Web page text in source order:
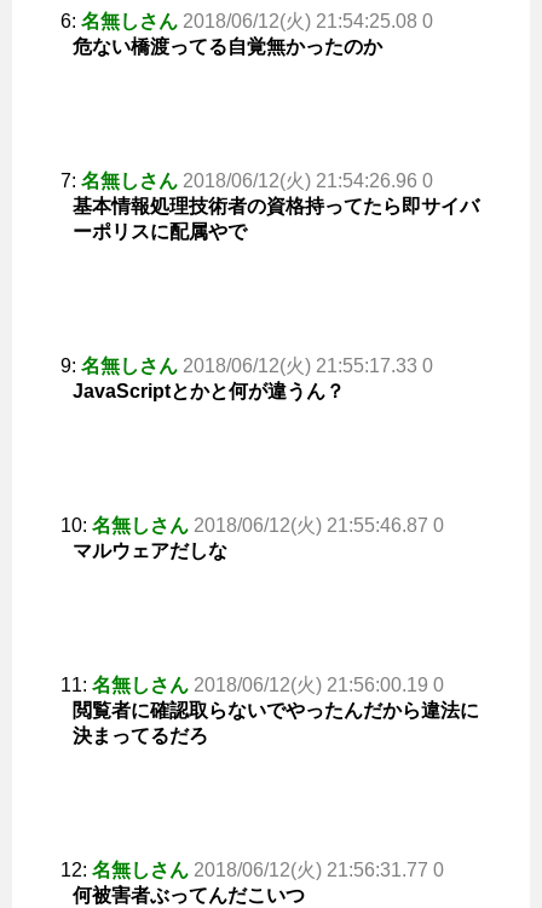
6: 名無しさん 2018/06/12(火) 21:54:25.08 0
危ない橋渡ってる自覚無かったのか
7: 名無しさん 2018/06/12(火) 21:54:26.96 0
基本情報処理技術者の資格持ってたら即サイバ
ーポリスに配属やで
9: 名無しさん 2018/06/12(火) 21:55:17.33 0
JavaScriptとかと何が違うん？
10: 名無しさん 2018/06/12(火) 21:55:46.87 0
マルウェアだしな
11: 名無しさん 2018/06/12(火) 21:56:00.19 0
閲覧者に確認取らないでやったんだから違法に
決まってるだろ
12: 名無しさん 2018/06/12(火) 21:56:31.77 0
何被害者ぶってんだこいつ